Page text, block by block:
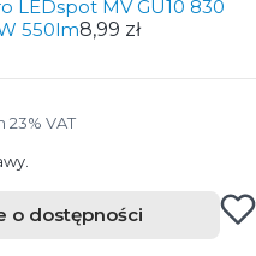
LEDspot MV GU10 830
550lm8,99 zł
23% VAT
23% VAT
o dostępności